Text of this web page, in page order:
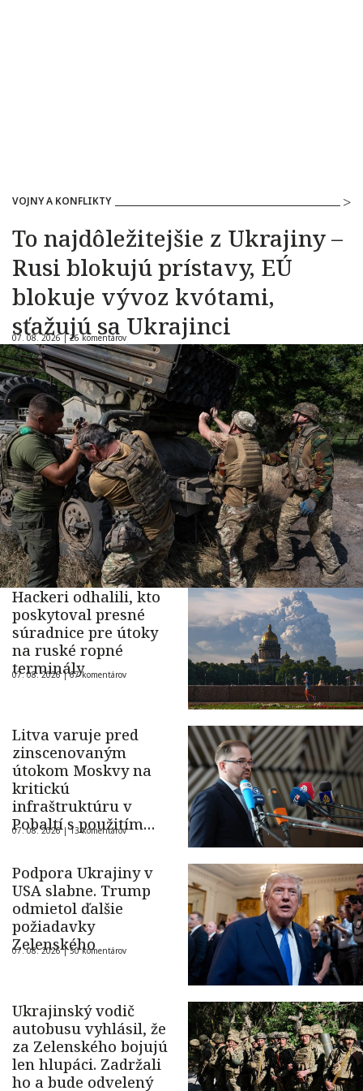
VOJNY A KONFLIKTY
To najdôležitejšie z Ukrajiny –
Rusi blokujú prístavy, EÚ
blokuje vývoz kvótami,
sťažujú sa Ukrajinci
07. 08. 2026 |26 komentárov
Hackeri odhalili, kto
poskytoval presné
súradnice pre útoky
na ruské ropné
terminály
07. 08. 2026 |67 komentárov
Litva varuje pred
zinscenovaným
útokom Moskvy na
kritickú
infraštruktúru v
Pobaltí s použitím
ukrajinského dronu
07. 08. 2026 |13 komentárov
Podpora Ukrajiny v
USA slabne. Trump
odmietol ďalšie
požiadavky
Zelenského
07. 08. 2026 |50 komentárov
Ukrajinský vodič
autobusu vyhlásil, že
za Zelenského bojujú
len hlupáci. Zadržali
ho a bude odvelený